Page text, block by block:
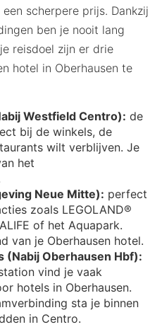
scherpere prijs. Dankzij
ben je nooit lang
reisdoel zijn er drie
hotel in Oberhausen te
Westfield Centro): de
bij de winkels, de
wilt verblijven. Je
het
Neue Mitte): perfect
zoals LEGOLAND®
of het Aquapark.
van je Oberhausen hotel.
(Nabij Oberhausen Hbf):
vind je vaak
hotels in Oberhausen.
sta je binnen
in Centro.